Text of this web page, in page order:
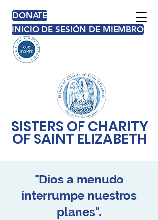
INICIO DE SESIÓN DE MIEMBRO
SISTERS OF CHARITY
OF SAINT ELIZABETH
DONATE
"Dios a menudo
interrumpe nuestros
planes".